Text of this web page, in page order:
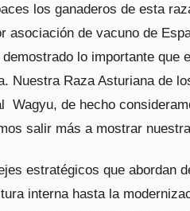
los ganaderos de esta
asociación de vacuno de
lo importante que
Nuestra Raza Asturiana de
Wagyu, de hecho
salir más a mostrar
estratégicos que abordan
interna hasta la